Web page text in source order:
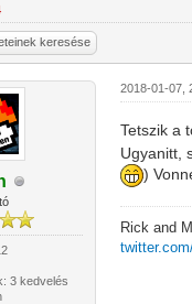
keresése
3 kedvelés
2018-01-07,
Tetszik a
Ugyanitt,
)
Rick and